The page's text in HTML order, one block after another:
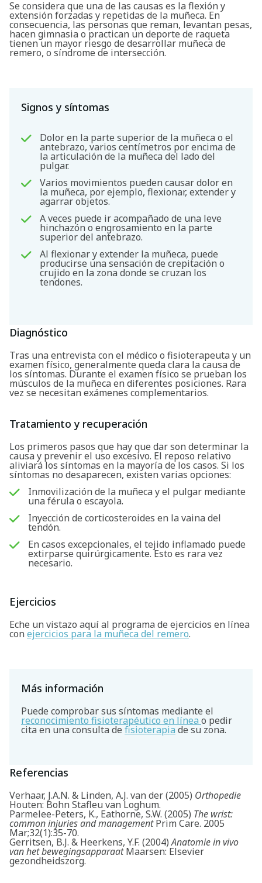
Buscar
Se considera que una de las causas es la flexión y
extensión forzadas y repetidas de la muñeca. En
consecuencia, las personas que reman, levantan pesas,
hacen gimnasia o practican un deporte de raqueta
tienen un mayor riesgo de desarrollar muñeca de
remero, o síndrome de intersección.
Signos y síntomas
Dolor en la parte superior de la muñeca o el
antebrazo, varios centímetros por encima de
la articulación de la muñeca del lado del
pulgar.
Varios movimientos pueden causar dolor en
la muñeca, por ejemplo, flexionar, extender y
agarrar objetos.
A veces puede ir acompañado de una leve
hinchazón o engrosamiento en la parte
superior del antebrazo.
Al flexionar y extender la muñeca, puede
producirse una sensación de crepitación o
crujido en la zona donde se cruzan los
tendones.
Diagnóstico
Tras una entrevista con el médico o fisioterapeuta y un
examen físico, generalmente queda clara la causa de
los síntomas. Durante el examen físico se prueban los
músculos de la muñeca en diferentes posiciones. Rara
vez se necesitan exámenes complementarios.
Tratamiento y recuperación
Los primeros pasos que hay que dar son determinar la
causa y prevenir el uso excesivo. El reposo relativo
aliviará los síntomas en la mayoría de los casos. Si los
síntomas no desaparecen, existen varias opciones:
Inmovilización de la muñeca y el pulgar mediante
una férula o escayola.
Inyección de corticosteroides en la vaina del
tendón.
En casos excepcionales, el tejido inflamado puede
extirparse quirúrgicamente. Esto es rara vez
necesario.
Ejercicios
Eche un vistazo aquí al programa de ejercicios en línea
con ejercicios para la muñeca del remero.
Más información
Puede comprobar sus síntomas mediante el
reconocimiento fisioterapéutico en línea o pedir
cita en una consulta de fisioterapia de su zona.
Referencias
Verhaar, J.A.N. & Linden, A.J. van der (2005) Orthopedie
Houten: Bohn Stafleu van Loghum.
Parmelee-Peters, K., Eathorne, S.W. (2005) The wrist:
common injuries and managementPrim Care. 2005
Mar;32(1):35-70.
Gerritsen, B.J. & Heerkens, Y.F. (2004)Anatomie in vivo
van het bewegingsapparaatMaarsen: Elsevier
gezondheidszorg.